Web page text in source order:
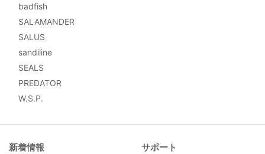
新着情報 サポート
badfish
SALAMANDER
SALUS
sandiline
SEALS
PREDATOR
W.S.P.